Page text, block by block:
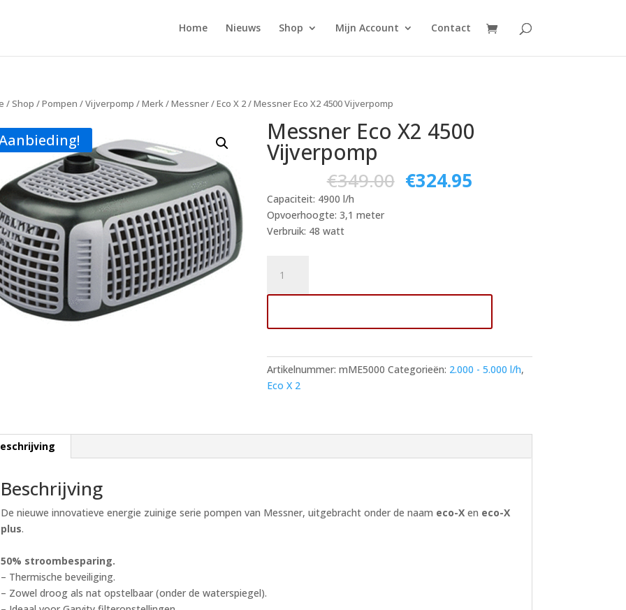
Home Nieuws Shop Mijn Account Contact
/Shop /Pompen /Vijverpomp /Merk/Messner/Eco X 2/ Messner Eco X2 4500 Vijverpomp
Messner Eco X2 4500
Vijverpomp
€349.00 €324.95
Capaciteit: 4900 l/h
Opvoerhoogte: 3,1 meter
Verbruik: 48 watt
Eco
X2
Vijverpomp
Artikelnummer: mME5000 Categorieën: 2.000 - 5.000 l/h,
Eco X 2
Beschrijving
De nieuwe innovatieve energie zuinige serie pompen van Messner, uitgebracht onder de naam eco-Xen eco-X
plus.
50% stroombesparing.
– Thermische beveiliging.
– Zowel droog als nat opstelbaar (onder de waterspiegel).